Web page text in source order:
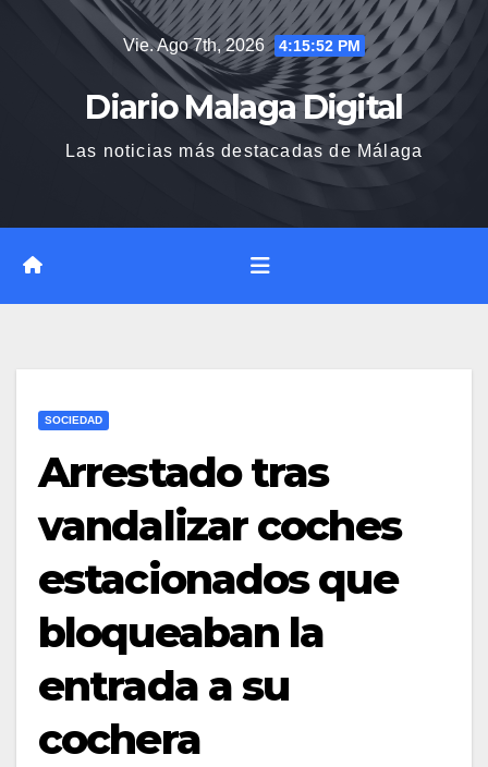
Vie. Ago 7th, 2026 4:15:53 PM
Diario Malaga Digital
Las noticias más destacadas de Málaga
SOCIEDAD
Arrestado tras
vandalizar coches
estacionados que
bloqueaban la
entrada a su
cochera